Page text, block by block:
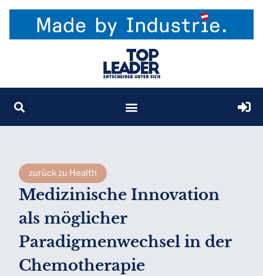
zurück zu Health
Medizinische Innovation
als möglicher
Paradigmenwechsel in der
Chemotherapie